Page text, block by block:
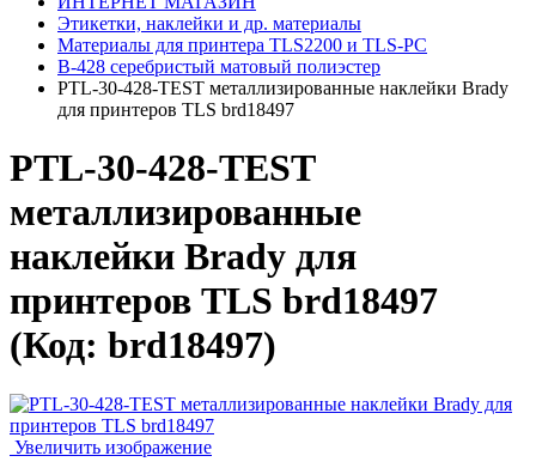
Этикетки, наклейки и др. материалы
Материалы для принтера TLS2200 и TLS-PC
B-428 серебристый матовый полиэстер
PTL-30-428-TEST металлизированные наклейки Brady
для принтеров TLS brd18497
PTL-30-428-TEST
металлизированные
наклейки Brady для
принтеров TLS brd18497
(Код: brd18497)
Увеличить изображение